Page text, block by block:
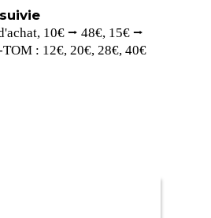
10€ ⭢ 48€, 15€ ⭢
: 12€, 20€, 28€, 40€